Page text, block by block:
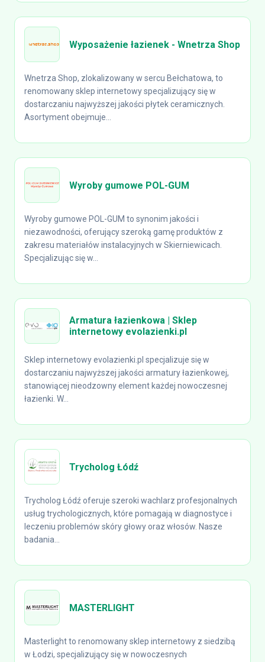
Wyposażenie łazienek - Wnetrza Shop
Wnetrza Shop, zlokalizowany w sercu Bełchatowa, to
renomowany sklep internetowy specjalizujący się w
dostarczaniu najwyższej jakości płytek ceramicznych.
Asortyment obejmuje...
Wyroby gumowe POL-GUM
Wyroby gumowe POL-GUM to synonim jakości i
niezawodności, oferujący szeroką gamę produktów z
zakresu materiałów instalacyjnych w Skierniewicach.
Specjalizując się w...
Armatura łazienkowa | Sklep
internetowy evolazienki.pl
Sklep internetowy evolazienki.pl specjalizuje się w
dostarczaniu najwyższej jakości armatury łazienkowej,
stanowiącej nieodzowny element każdej nowoczesnej
łazienki. W...
Trycholog Łódź
Trycholog Łódź oferuje szeroki wachlarz profesjonalnych
usług trychologicznych, które pomagają w diagnostyce i
leczeniu problemów skóry głowy oraz włosów. Nasze
badania...
MASTERLIGHT
Masterlight to renomowany sklep internetowy z siedzibą
w Łodzi, specjalizujący się w nowoczesnych